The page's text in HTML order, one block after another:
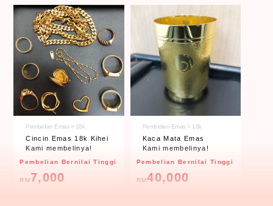
Pembelian Emas > 18k
Cincin Emas 18k Kihei
Kami membelinya!
Pembelian Bernilai Tinggi
RM7,000
Pembelian Emas > 18k
Kaca Mata Emas
Kami membelinya!
Pembelian Bernilai Tinggi
RM40,000